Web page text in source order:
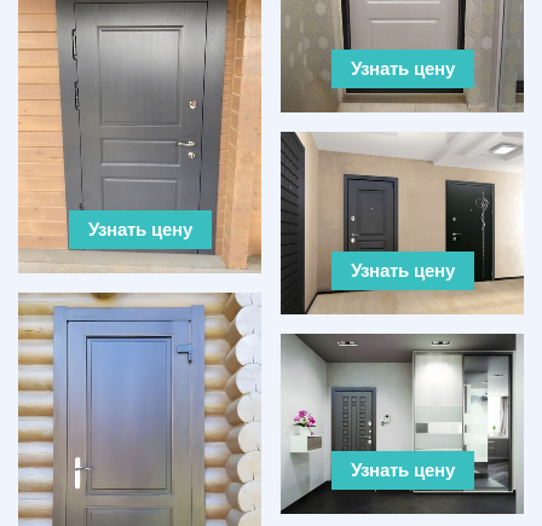
Узнать цену
Узнать цену
Узнать цену
Узнать цену